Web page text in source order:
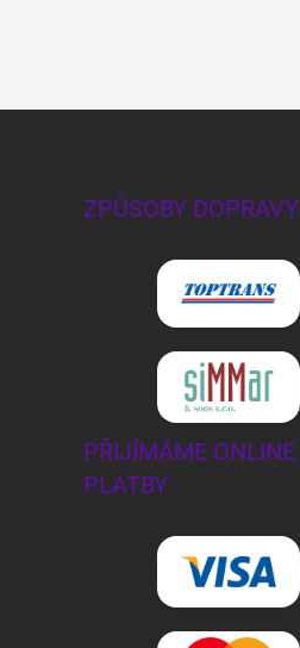
ZPŮSOBY DOPRAVY
PŘIJÍMÁME ONLINE
PLATBY